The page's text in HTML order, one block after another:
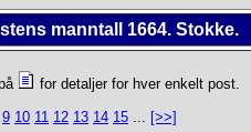
manntall 1664. Stokke.
for detaljer for hver enkelt post.
9 10 11 12 13 14 15 ... [>>]